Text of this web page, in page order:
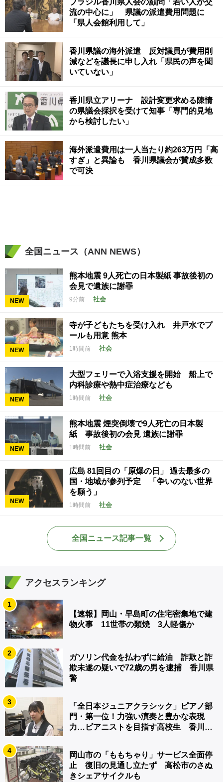
ブラジル香川県人会の顧問「若い人が交
流の中心に」 県議の派遣費用問題に
「県人会館利用して」
香川県議の海外派遣 反対議員が費用削
減などを議長に申し入れ「県民の声を聞
いていない」
香川県立アリーナ 設計変更求める陳情
の県議会採択を受けて知事「専門的見地
から検討したい」
海外派遣費用は一人当たり約263万円「高
すぎ」と異論も 香川県議会が賛成多数
で可決
全国ニュース（ANN NEWS）
NEW
熊本地震 9人死亡の日本製紙 事故後初の
会見で遺族に謝罪
9分前 社会
NEW
寺が子どもたちを受け入れ 井戸水でプ
ールも用意 熊本
1時間前 社会
NEW
大型フェリーで入浴支援を開始 船上で
内科診療や熱中症治療なども
1時間前 社会
NEW
熊本地震 煙突倒壊で9人死亡の日本製
紙 事故後初の会見 遺族に謝罪
1時間前 社会
NEW
広島 81回目の「原爆の日」 過去最多の
国・地域が参列予定 「争いのない世界
を願う」
1時間前 社会
全国ニュース記事一覧
アクセスランキング
1
【速報】岡山・早島町の住宅密集地で建
物火事 11世帯の類焼 3人軽傷か
2
ガソリン代金を払わずに給油 詐欺と詐
欺未遂の疑いで72歳の男を逮捕 香川県
警
3
「全日本ジュニアクラシック」ピアノ部
門・第一位！力強い演奏と豊かな表現
力…ピアニストを目指す高校生 香川
4
岡山市の「ももちゃり」サービス全面停
止 復旧の見通し立たず 高松市のさぬ
きシェアサイクルも